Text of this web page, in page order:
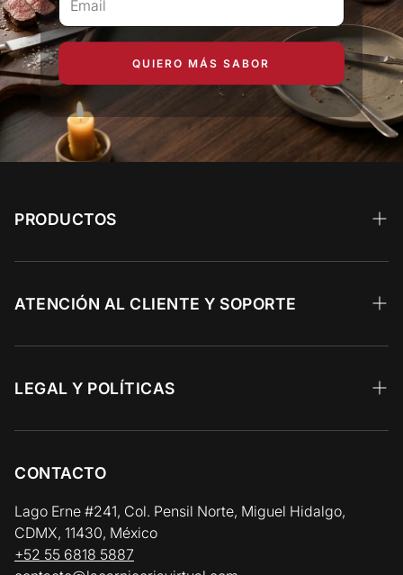
QUIERO MÁS SABOR
PRODUCTOS
Wagyu
Calidad Prime
Vinos y Gourmet
ATENCIÓN AL CLIENTE Y SOPORTE
Recetas 🥩
Preguntas Frecuentes
LEGAL Y POLÍTICAS
Aviso de Privacidad
Términos y Condiciones
Política de Reembolso y Devolución
Política de Cadena de Frío / Envíos
CONTACTO
Lago Erne #241, Col. Pensil Norte, Miguel Hidalgo,
CDMX, 11430, México
+52 55 6818 5887